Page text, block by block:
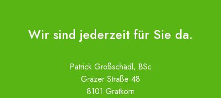
Wir sind jederzeit für Sie da.
Patrick Großschädl, BSc
Grazer Straße 48
8101 Gratkorn